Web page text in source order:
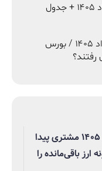
قیمت طلا و سکه امروز ۱۲ مرداد ۱۴۰۵ + جدول
نبض اقتصاد ایران امروز ۱۱ مرداد ۱۴۰۵ / بورس
رفتند؟
دینارهای اربعین ۱۴۰۵ مشتری پیدا
ارز باقی‌مانده را